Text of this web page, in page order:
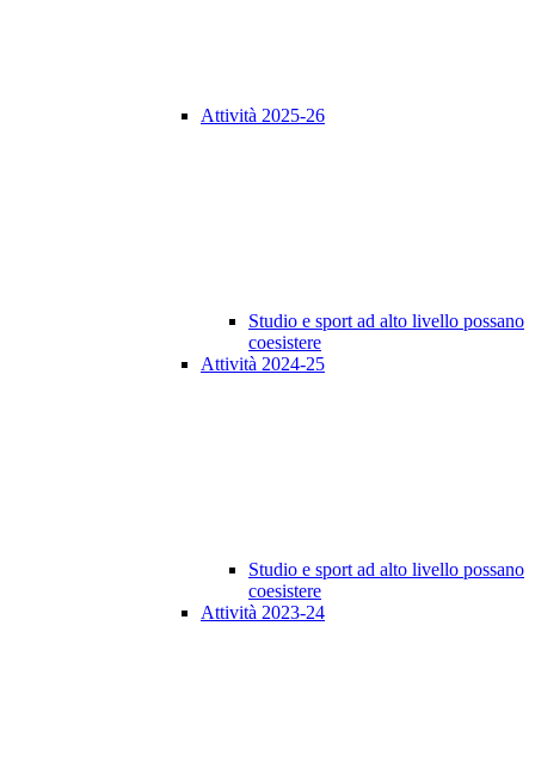
Attività 2025-26
Studio e sport ad alto livello possano
coesistere
Attività 2024-25
Studio e sport ad alto livello possano
coesistere
Attività 2023-24